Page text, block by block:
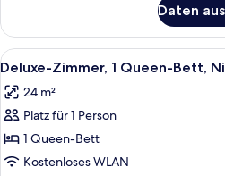
anzeigen
1 King-
Bett
und
Nichtraucher
Daten
Alle
Fotos
für
Deluxe-
Zimmer,
1
2
Deluxe-Zimmer, 1 Queen-Bett,
24 m²
Platz für 1 Person
1 Queen-Bett
Kostenloses WLAN